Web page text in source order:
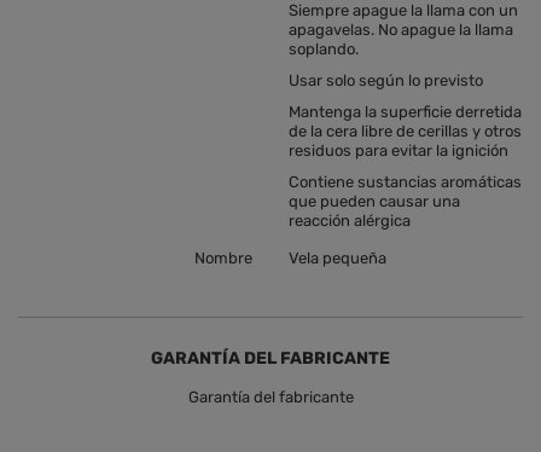
Siempre apague la llama con un
apagavelas. No apague la llama
soplando.
Usar solo según lo previsto
Mantenga la superficie derretida
de la cera libre de cerillas y otros
residuos para evitar la ignición
Contiene sustancias aromáticas
que pueden causar una
reacción alérgica
Nombre Vela pequeña
GARANTÍA DEL FABRICANTE
Garantía del fabricante